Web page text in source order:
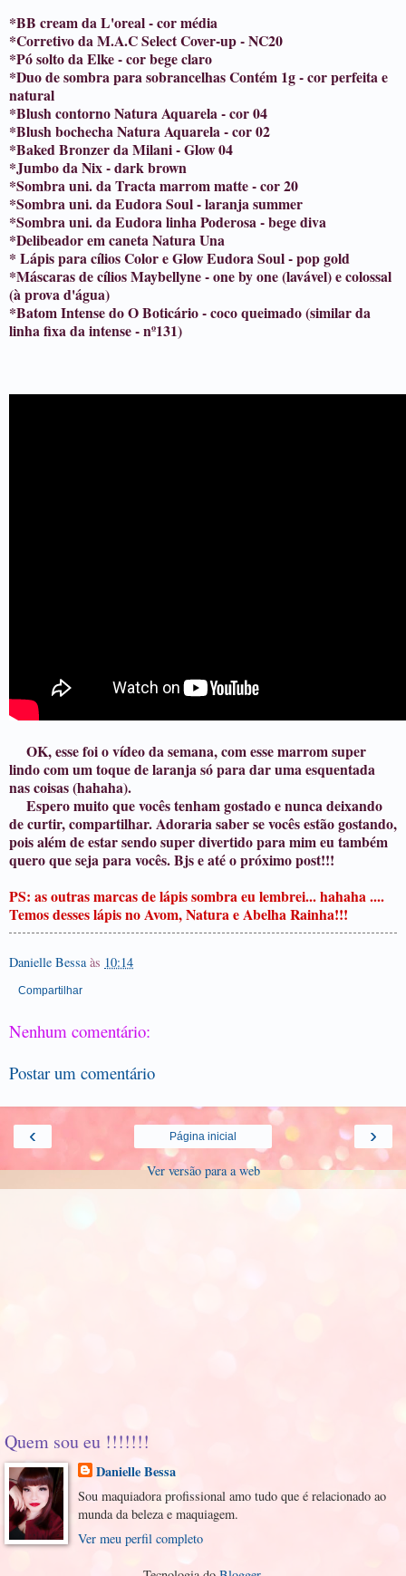
*BB cream da L'oreal - cor média
*Corretivo da M.A.C Select Cover-up - NC20
*Pó solto da Elke - cor bege claro
*Duo de sombra para sobrancelhas Contém 1g - cor perfeita e
natural
*Blush contorno Natura Aquarela - cor 04
*Blush bochecha Natura Aquarela - cor 02
*Baked Bronzer da Milani - Glow 04
*Jumbo da Nix - dark brown
*Sombra uni. da Tracta marrom matte - cor 20
*Sombra uni. da Eudora Soul - laranja summer
*Sombra uni. da Eudora linha Poderosa - bege diva
*Delibeador em caneta Natura Una
* Lápis para cílios Color e Glow Eudora Soul - pop gold
*Máscaras de cílios Maybellyne - one by one (lavável) e colossal
(à prova d'água)
*Batom Intense do O Boticário - coco queimado (similar da
linha fixa da intense - nº131)
OK, esse foi o vídeo da semana, com esse marrom super
lindo com um toque de laranja só para dar uma esquentada
nas coisas (hahaha).
Espero muito que vocês tenham gostado e nunca deixando
de curtir, compartilhar. Adoraria saber se vocês estão gostando,
pois além de estar sendo super divertido para mim eu também
quero que seja para vocês. Bjs e até o próximo post!!!
PS: as outras marcas de lápis sombra eu lembrei... hahaha ....
Temos desses lápis no Avom, Natura e Abelha Rainha!!!
Danielle Bessa às 10:14
Compartilhar
Nenhum comentário:
Postar um comentário
‹ ›
Página inicial
Ver versão para a web
Quem sou eu !!!!!!!
Danielle Bessa
Sou maquiadora profissional amo tudo que é relacionado ao
munda da beleza e maquiagem.
Ver meu perfil completo